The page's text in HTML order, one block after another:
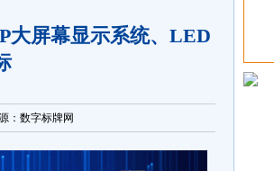
大屏幕显示系统、LED
：数字标牌网